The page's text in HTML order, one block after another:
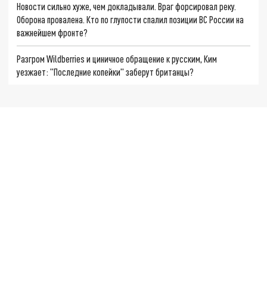
Новости сильно хуже, чем докладывали. Враг форсировал реку.
Оборона провалена. Кто по глупости спалил позиции ВС России на
важнейшем фронте?
Разгром Wildberries и циничное обращение к русским, Ким
уезжает: "Последние копейки" заберут британцы?